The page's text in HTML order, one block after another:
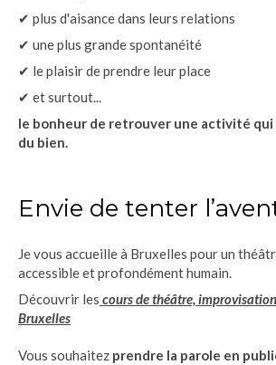
✔ plus d'aisance dans leurs relations
✔ une plus grande spontanéité
✔ le plaisir de prendre leur place
✔ et surtout...
le bonheur de retrouver une activité
du bien.
Envie de tenter
Je vous accueille à Bruxelles pour un
accessible et profondément humain.
Découvrir les cours de théâtre,
Bruxelles
Vous souhaitez prendre la parole en